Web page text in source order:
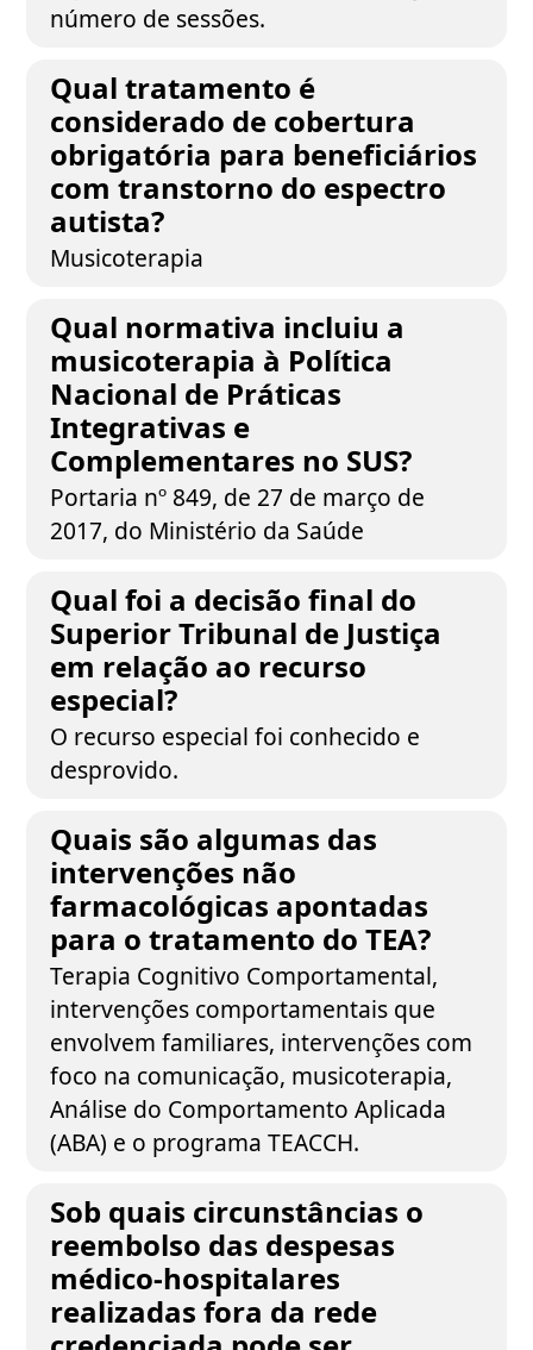
número de sessões.
Qual tratamento é
considerado de cobertura
obrigatória para beneficiários
com transtorno do espectro
autista?
Musicoterapia
Qual normativa incluiu a
musicoterapia à Política
Nacional de Práticas
Integrativas e
Complementares no SUS?
Portaria nº 849, de 27 de março de
2017, do Ministério da Saúde
Qual foi a decisão final do
Superior Tribunal de Justiça
em relação ao recurso
especial?
O recurso especial foi conhecido e
desprovido.
Quais são algumas das
intervenções não
farmacológicas apontadas
para o tratamento do TEA?
Terapia Cognitivo Comportamental,
intervenções comportamentais que
envolvem familiares, intervenções com
foco na comunicação, musicoterapia,
Análise do Comportamento Aplicada
(ABA) e o programa TEACCH.
Sob quais circunstâncias o
reembolso das despesas
médico-hospitalares
realizadas fora da rede